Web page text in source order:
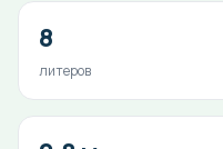
8
литеров